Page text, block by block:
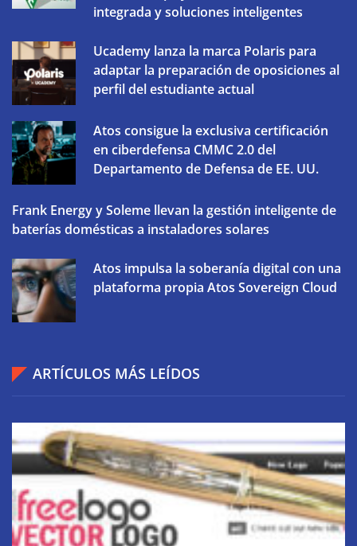
integrada y soluciones inteligentes
Ucademy lanza la marca Polaris para
adaptar la preparación de oposiciones al
perfil del estudiante actual
Atos consigue la exclusiva certificación
en ciberdefensa CMMC 2.0 del
Departamento de Defensa de EE. UU.
Frank Energy y Soleme llevan la gestión inteligente de
baterías domésticas a instaladores solares
Atos impulsa la soberanía digital con una
plataforma propia Atos Sovereign Cloud
ARTÍCULOS MÁS LEÍDOS